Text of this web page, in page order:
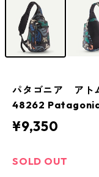
パタゴニア アト
48262
¥9,350
SOLD OUT